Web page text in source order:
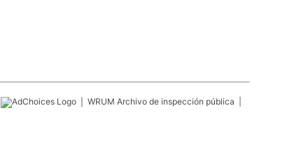
WRUM Archivo de inspección pública